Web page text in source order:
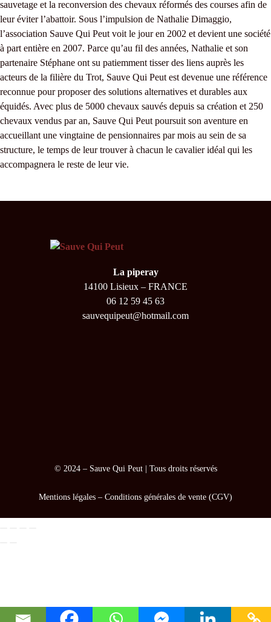
sauvetage et la reconversion des chevaux réformés des courses afin de
leur éviter l’abattoir. Sous l’impulsion de Nathalie Dimaggio,
l’association Sauve Qui Peut voit le jour en 2002 et devient une société
à part entière en 2007. Parce qu’au fil des années, Nathalie et son
partenaire Stéphane ont su patiemment tisser des liens auprès les
acteurs de la filière du Trot, Sauve Qui Peut est devenue une référence
reconnue pour proposer des solutions alternatives et durables aux
équidés. Avec plus de 5000 chevaux sauvés depuis sa création et 250
chevaux vendus par an, Sauve Qui Peut poursuit son aventure en
accueillant une vingtaine de pensionnaires par mois au sein de sa
structure, le temps de leur trouver à chacun le cavalier idéal qui les
accompagnera le reste de leur vie.
La piperay
14100 Lisieux – FRANCE
06 12 59 45 63
sauvequipeut@hotmail.com
© 2024 – Sauve Qui Peut| Tous droits réservés
Mentions légales – Conditions générales de vente (CGV)